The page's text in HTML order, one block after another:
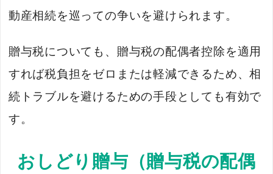
動産相続を巡っての争いを避けられます。
贈与税についても、贈与税の配偶者控除を適用
すれば税負担をゼロまたは軽減できるため、相
続トラブルを避けるための手段としても有効で
す。
おしどり贈与（贈与税の配偶